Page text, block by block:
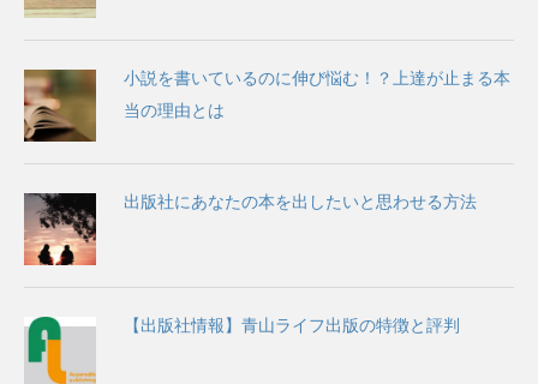
小説を書いているのに伸び悩む！？上達が止まる本
当の理由とは
出版社にあなたの本を出したいと思わせる方法
【出版社情報】青山ライフ出版の特徴と評判